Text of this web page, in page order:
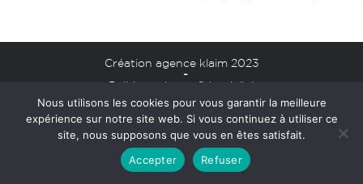
Création agence klaim 2023
-
Mentions légales
Nous utilisons les cookies pour vous garantir la meilleure
expérience sur notre site web. Si vous continuez à utiliser ce
site, nous supposons que vous en êtes satisfait.
Accepter
Refuser